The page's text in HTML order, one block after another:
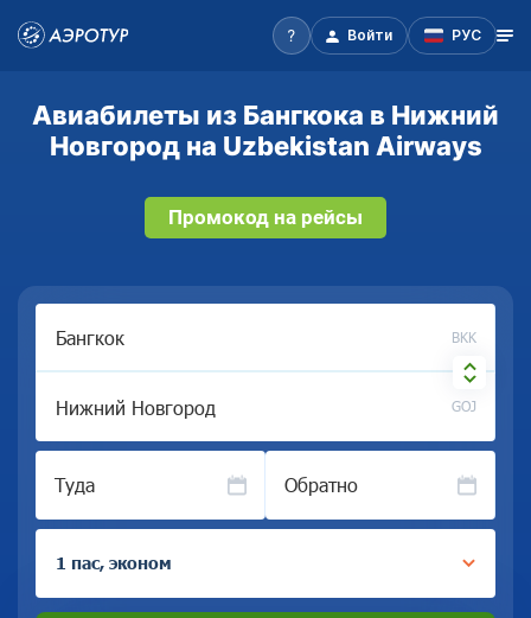
Войти РУС
Авиабилеты из Бангкока в Нижний
Новгород на Uzbekistan Airways
Промокод на рейсы
BKK
GOJ
Туда Обратно
1 пас, эконом